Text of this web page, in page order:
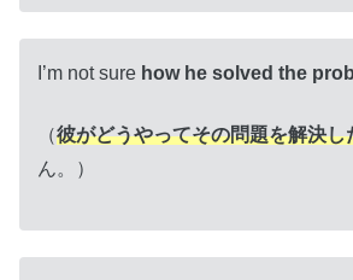
I’m not sure how he solved the
（彼がどうやってその問題を解決し
ん。）